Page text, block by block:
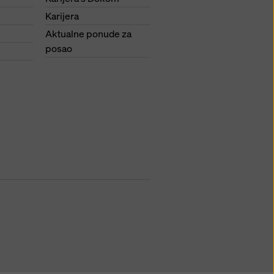
Karijera
Aktualne ponude za
posao